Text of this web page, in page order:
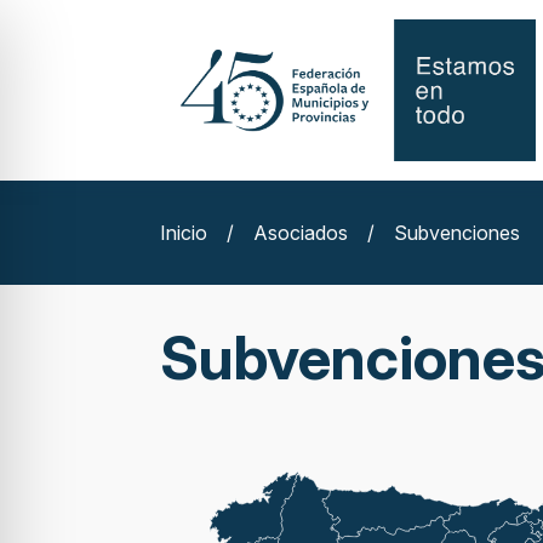
Inicio / Asociados / Subvenciones